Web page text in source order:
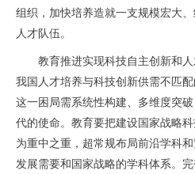
组织，加快培养造就一支规模宏大
人才队伍。
教育推进实现科技自主创新和人
我国人才培养与科技创新供需不匹
这一困局需系统性构建、多维度突
代的使命。教育要把建设国家战略
为重中之重，超常规布局前沿学科
发展需要和国家战略的学科体系。